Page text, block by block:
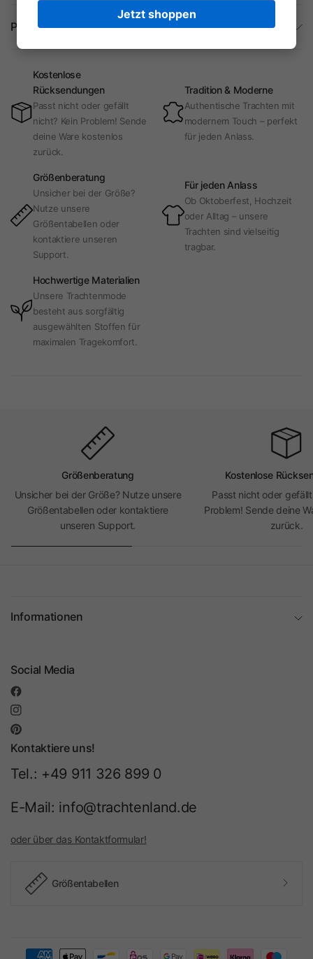
Produktdetails
Kostenlose
Rücksendungen
Passt nicht oder gefällt
nicht? Kein Problem! Sende
deine Ware kostenlos
zurück.
Tradition & Moderne
Authentische Trachten mit
modernem Touch – perfekt
für jeden Anlass.
Größenberatung
Unsicher bei der Größe?
Nutze unsere
Größentabellen oder
kontaktiere unseren
Support.
Für jeden Anlass
Ob Oktoberfest, Hochzeit
oder Alltag – unsere
Trachten sind vielseitig
tragbar.
Hochwertige Materialien
Unsere Trachtenmode
besteht aus sorgfältig
ausgewählten Stoffen für
maximalen Tragekomfort.
Größenberatung
Unsicher bei der Größe? Nutze unsere
Größentabellen oder kontaktiere
unseren Support.
Kostenlose
Passt nicht oder
Problem! Sende deine
zurück.
Informationen
Social Media
Kontaktiere uns!
Tel.: +49 911 326 899 0
E-Mail: info@trachtenland.de
oder über das Kontaktformular!
Jetzt shoppen
Größentabellen